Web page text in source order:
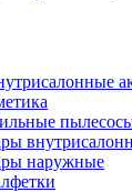
наружные